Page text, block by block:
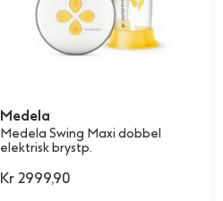
Medela
Medela Swing Maxi dobbel
elektrisk brystp.
Kr 2999,90